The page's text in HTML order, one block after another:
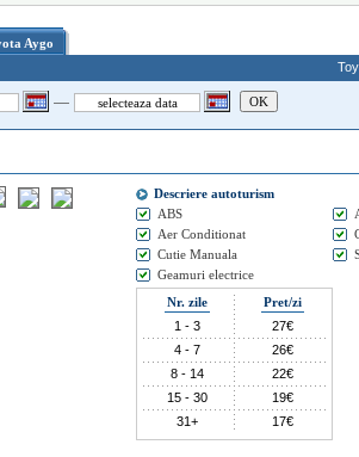
Aygo
— OK
Descriere autoturism
ABS
Aer Conditionat
Cutie Manuala
Geamuri electrice
Nr. zile
Pret/zi
1 - 3
27€
4 - 7
26€
8 - 14
22€
15 - 30
19€
31+
17€